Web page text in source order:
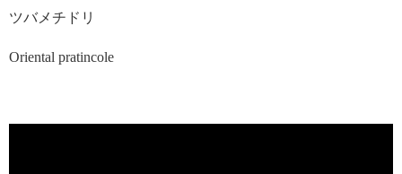
ツバメチドリ
Oriental pratincole